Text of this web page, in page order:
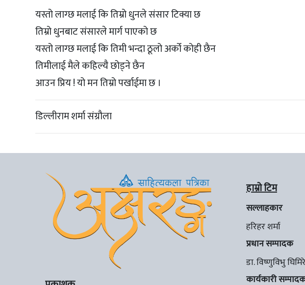
यस्तो लाग्छ मलाई कि तिम्रो धुनले संसार टिक्या छ
तिम्रो धुनबाट संसारले मार्ग पाएको छ
यस्तो लाग्छ मलाई कि तिमी भन्दा ठूलो अर्को कोही छैन
तिमीलाई मैले कहिल्यै छोड्ने छैन
आउन प्रिय ! यो मन तिम्रो पर्खाईमा छ ।
डिल्लीराम शर्मा संग्रौला
हाम्रो टिम
सल्लाहकार
हरिहर शर्मा
प्रधान सम्पादक
डा. विष्णुविभु
कार्यकारी